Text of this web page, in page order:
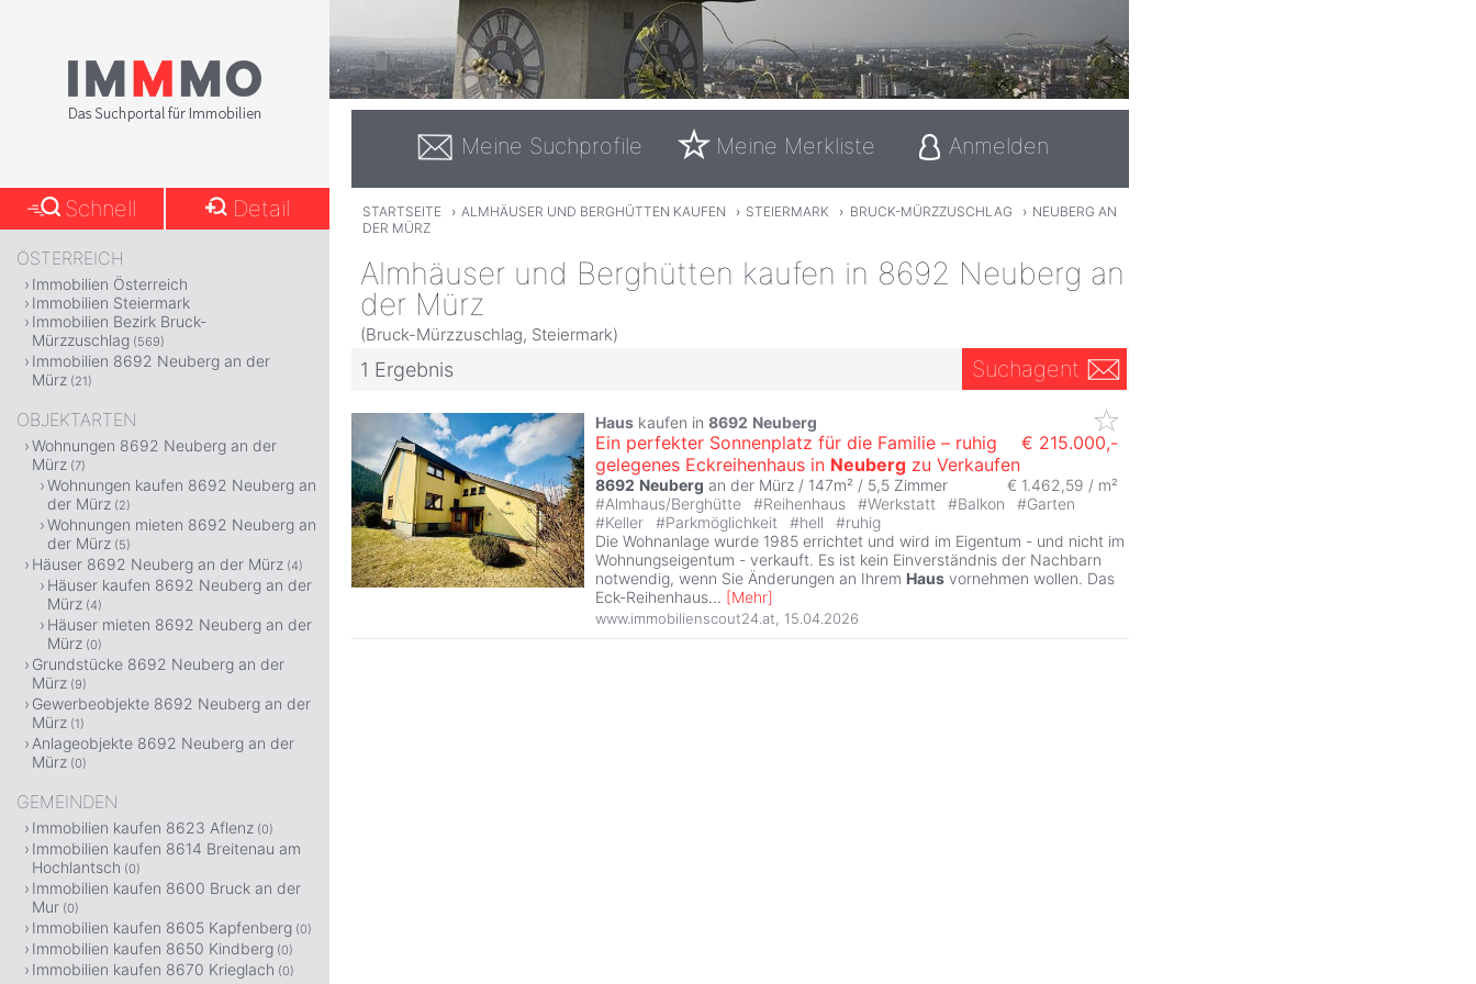
Meine Suchprofile Meine Merkliste Anmelden
STARTSEITE › ALMHÄUSER UND BERGHÜTTEN KAUFEN › STEIERMARK › BRUCK-MÜRZZUSCHLAG › NEUBERG AN
DER MÜRZ
Almhäuser und Berghütten kaufen in 8692 Neuberg an
der Mürz
(Bruck-Mürzzuschlag, Steiermark)
1 Ergebnis Suchagent
Haus kaufen in 8692 Neuberg
Ein perfekter Sonnenplatz für die Familie – ruhig
gelegenes Eckreihenhaus in Neuberg zu Verkaufen
€ 215.000,-
8692 Neuberg an der Mürz / 147m² / 5,5 Zimmer
€ 1.462,59 / m²
#Almhaus/Berghütte #Reihenhaus #Werkstatt #Balkon #Garten
#Keller #Parkmöglichkeit #hell #ruhig
Die Wohnanlage wurde 1985 errichtet und wird im Eigentum - und nicht im
Wohnungseigentum - verkauft. Es ist kein Einverständnis der Nachbarn
notwendig, wenn Sie Änderungen an Ihrem Haus vornehmen wollen. Das
Eck-Reihenhaus... [Mehr]
www.immobilienscout24.at 15.04.2026
Schnell Detail
ÖSTERREICH
Immobilien Österreich
Immobilien Steiermark
Immobilien Bezirk Bruck-
Mürzzuschlag (569)
Immobilien 8692 Neuberg an der
Mürz (21)
OBJEKTARTEN
Wohnungen 8692 Neuberg an der
Mürz (7)
Wohnungen kaufen 8692 Neuberg an
der Mürz (2)
Wohnungen mieten 8692 Neuberg an
der Mürz (5)
Häuser 8692 Neuberg an der Mürz (4)
Häuser kaufen 8692 Neuberg an der
Mürz (4)
Häuser mieten 8692 Neuberg an der
Mürz (0)
Grundstücke 8692 Neuberg an der
Mürz (9)
Gewerbeobjekte 8692 Neuberg an der
Mürz (1)
Anlageobjekte 8692 Neuberg an der
Mürz (0)
GEMEINDEN
Immobilien kaufen 8623 Aflenz (0)
Immobilien kaufen 8614 Breitenau am
Hochlantsch (0)
Immobilien kaufen 8600 Bruck an der
Mur (0)
Immobilien kaufen 8605 Kapfenberg (0)
Immobilien kaufen 8650 Kindberg (0)
Immobilien kaufen 8670 Krieglach (0)